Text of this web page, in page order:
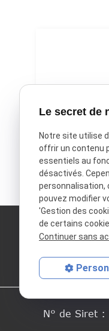
N° de Siret :
Le secret de
Notre site utilise
offrir un contenu
essentiels au
désactivés.
personnalisation,
pouvez modifier
'Gestion des
de certains
Continuer sans